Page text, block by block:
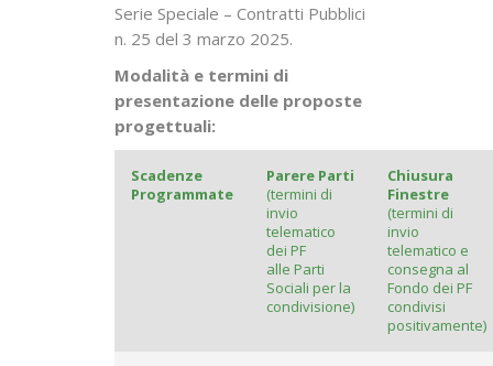
Serie Speciale – Contratti Pubblici
n. 25 del 3 marzo 2025.
Modalità e termini di
presentazione delle proposte
progettuali:
Scadenze
Programmate
Parere Parti
(termini di
invio
telematico
dei PF
alle Parti
Sociali per la
condivisione)
Chiusura
Finestre
(termini di
invio
telematico e
consegna al
Fondo dei PF
condivisi
positivamente)